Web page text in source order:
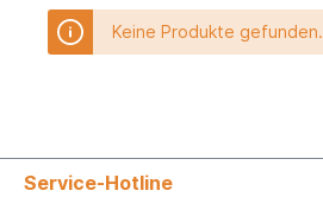
Keine Produkte gefunden.
Service-Hotline